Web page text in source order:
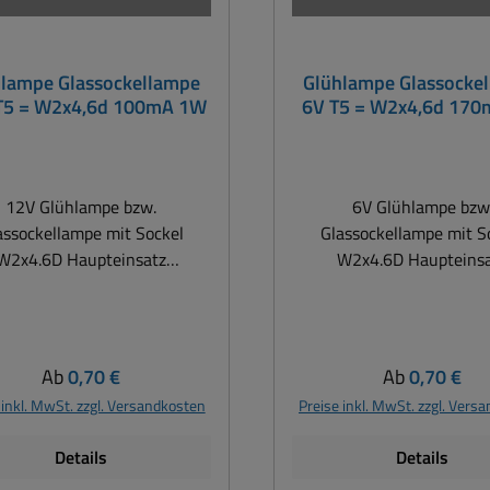
Glassockellampe
= W2x4,6d 100mA 1W
12V Glühlampe bzw.
mit Sockel
Haupteinsatz
Maschinen
(11...15V) AC or DC
max Abmessungen
Regulärer Preis:
Ab0,70 €
MwSt. zzgl. Versandkosten
Details
Glühlampe
6V T5 = W2x4,6d
6V Glühlampe
Glassockellampe mit
W2x4.6D
6Volt typisch ( 5...7V) AC
Stromverbrauch: 170mA Leistung:
5x20mm
Regulärer
Ab0,70 €
Preise inkl. MwSt. zzgl.
Details